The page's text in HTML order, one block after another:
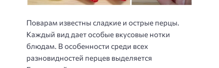
Поварам известны сладкие и острые перцы.
Каждый вид дает особые вкусовые нотки
блюдам. В особенности среди всех
разновидностей перцев выделяется